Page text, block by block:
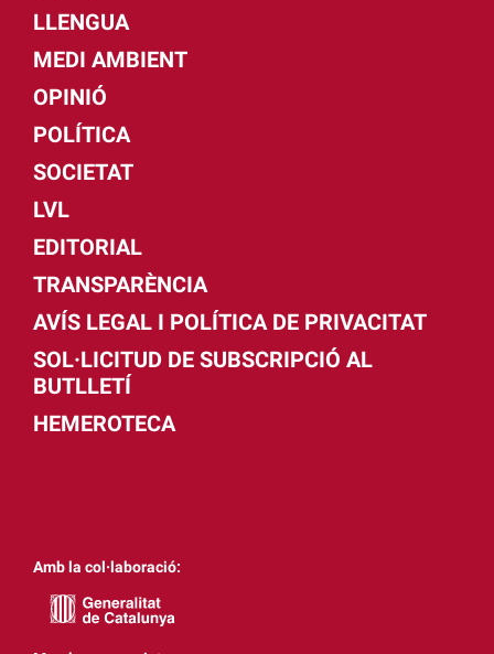
LLENGUA
MEDI AMBIENT
OPINIÓ
POLÍTICA
SOCIETAT
LVL
EDITORIAL
TRANSPARÈNCIA
AVÍS LEGAL I POLÍTICA DE PRIVACITAT
SOL·LICITUD DE SUBSCRIPCIÓ AL
BUTLLETÍ
HEMEROTECA
Amb la col·laboració: